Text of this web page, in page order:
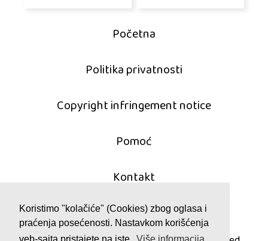
Koristimo "kolačiće" (Cookies) zbog oglasa i
praćenja posećenosti. Nastavkom korišćenja
Početna
Politika privatnosti
Copyright infringement notice
Pomoć
Kontakt
© 2011 - 2026 mahjong-igrice.com